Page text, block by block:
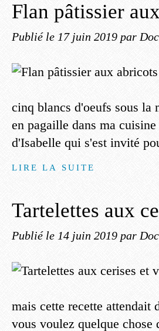
Flan pâtissier
Publié le 17 juin 2019 par
cinq blancs d'oeufs sous la
en pagaille dans ma
d'Isabelle qui s'est invité
LIRE LA SUITE
Tartelettes aux
Publié le 14 juin 2019 par
mais cette recette attendait
vous voulez quelque chose